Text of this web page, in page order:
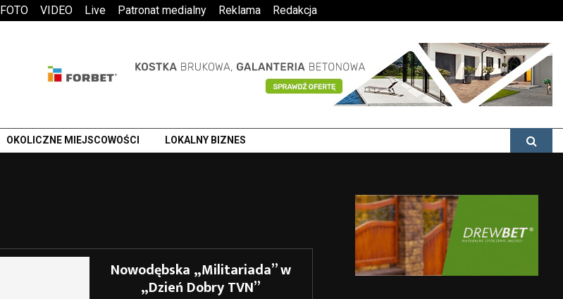
FOTO VIDEO Live Patronat medialny Reklama Redakcja
OKOLICZNE MIEJSCOWOŚCI LOKALNY BIZNES
Nowodębska „Militariada” w
„Dzień Dobry TVN”